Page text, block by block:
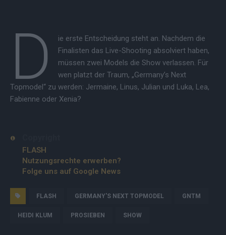
D
ie erste Entscheidung steht an. Nachdem die
Finalisten das Live-Shooting absolviert haben,
müssen zwei Models die Show verlassen. Für
wen platzt der Traum, „Germany’s Next
Topmodel“ zu werden: Jermaine, Linus, Julian und Luka, Lea,
Fabienne oder Xenia?
FLASH
Nutzungsrechte erwerben?
Folge uns auf Google News
FLASH GERMANY'S NEXT TOPMODEL GNTM
HEIDI KLUM PROSIEBEN SHOW